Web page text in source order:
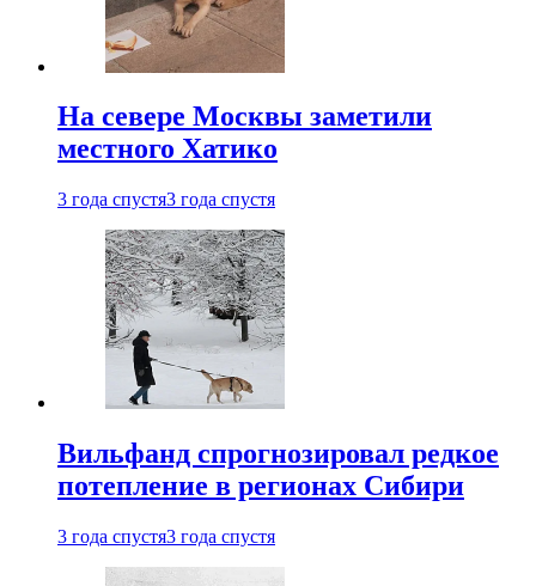
На севере Москвы заметили
местного Хатико
3 года спустя3 года спустя
Вильфанд спрогнозировал редкое
потепление в регионах Сибири
3 года спустя3 года спустя